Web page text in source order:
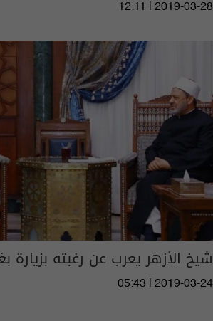
12:11 | 2019-03-28
شيخ الأزهر يعرب عن رغبته بزيارة
05:43 | 2019-03-24